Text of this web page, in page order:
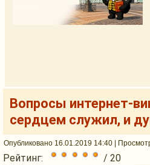
Вопросы интернет-
сердцем служил, и
Опубликовано 16.01.2019 14:40 |
Рейтинг:
/ 20